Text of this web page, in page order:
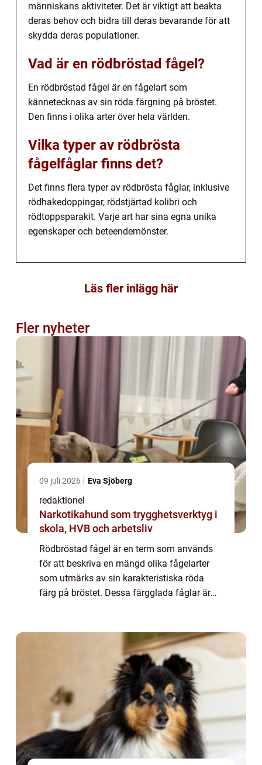
människans aktiviteter. Det är viktigt att beakta
deras behov och bidra till deras bevarande för att
skydda deras populationer.
Vad är en rödbröstad fågel?
En rödbröstad fågel är en fågelart som
kännetecknas av sin röda färgning på bröstet.
Den finns i olika arter över hela världen.
Vilka typer av rödbrösta
fågelfåglar finns det?
Det finns flera typer av rödbrösta fåglar, inklusive
rödhakedoppingar, rödstjärtad kolibri och
rödtoppsparakit. Varje art har sina egna unika
egenskaper och beteendemönster.
Läs fler inlägg här
Fler nyheter
09 juli 2026 Eva Sjöberg
redaktionel
Narkotikahund som trygghetsverktyg i
skola, HVB och arbetsliv
Rödbröstad fågel är en term som används
för att beskriva en mängd olika fågelarter
som utmärks av sin karakteristiska röda
färg på bröstet. Dessa färgglada fåglar är